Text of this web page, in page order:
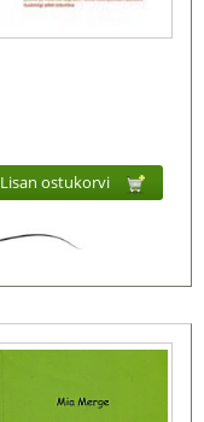
Lisan ostukorvi